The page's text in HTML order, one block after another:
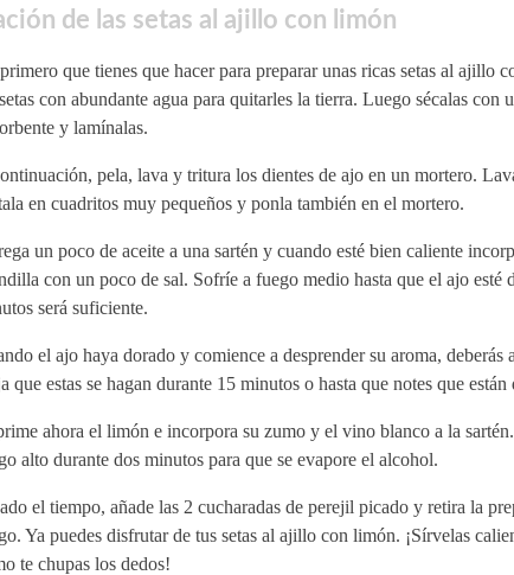
de las setas al ajillo con limón
que tienes que hacer para preparar unas ricas setas al ajillo
con abundante agua para quitarles la tierra. Luego sécalas con
y lamínalas.
pela, lava y tritura los dientes de ajo en un mortero.
en cuadritos muy pequeños y ponla también en el mortero.
un poco de aceite a una sartén y cuando esté bien caliente
con un poco de sal. Sofríe a fuego medio hasta que el ajo esté
será suficiente.
el ajo haya dorado y comience a desprender su aroma, deberás
que estas se hagan durante 15 minutos o hasta que notes que están
ahora el limón e incorpora su zumo y el vino blanco a la
alto durante dos minutos para que se evapore el alcohol.
el tiempo, añade las 2 cucharadas de perejil picado y retira la
Ya puedes disfrutar de tus setas al ajillo con limón. ¡Sírvelas
te chupas los dedos!